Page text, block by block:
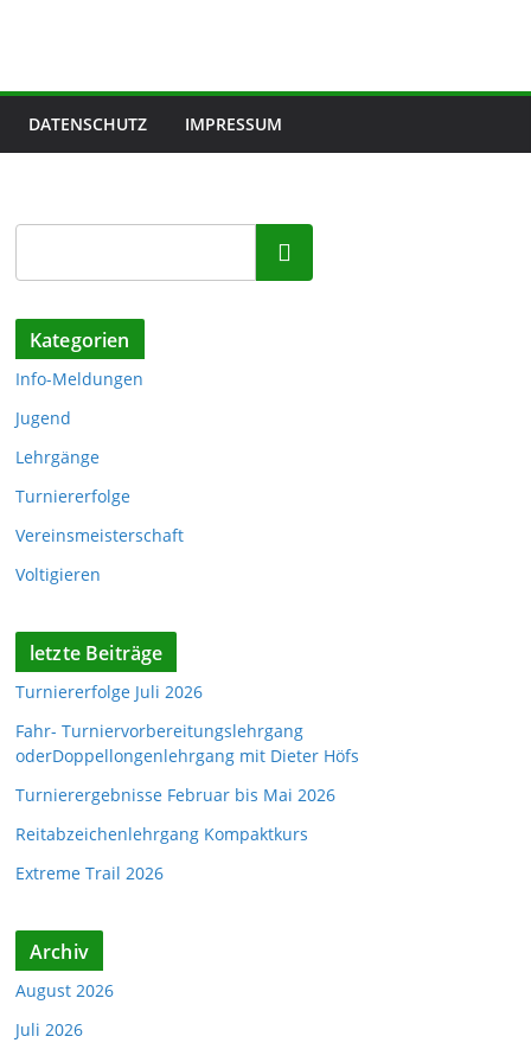
DATENSCHUTZ IMPRESSUM
Suchen
Kategorien
Info-Meldungen
Jugend
Lehrgänge
Turniererfolge
Vereinsmeisterschaft
Voltigieren
letzte Beiträge
Turniererfolge Juli 2026
Fahr- Turniervorbereitungslehrgang
oderDoppellongenlehrgang mit Dieter Höfs
Turnierergebnisse Februar bis Mai 2026
Reitabzeichenlehrgang Kompaktkurs
Extreme Trail 2026
Archiv
August 2026
Juli 2026